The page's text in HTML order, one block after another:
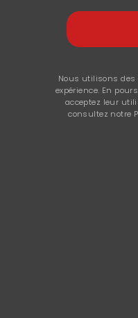
Nous utilisons des
expérience. En
acceptez leur
consultez notre